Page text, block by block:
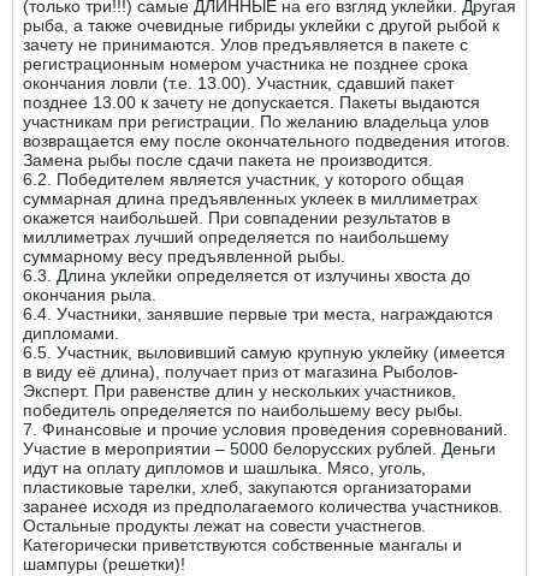
(только три!!!) самые ДЛИННЫЕ на его взгляд уклейки. Другая
рыба, а также очевидные гибриды уклейки с другой рыбой к
зачету не принимаются. Улов предъявляется в пакете с
регистрационным номером участника не позднее срока
окончания ловли (т.е. 13.00). Участник, сдавший пакет
позднее 13.00 к зачету не допускается. Пакеты выдаются
участникам при регистрации. По желанию владельца улов
возвращается ему после окончательного подведения итогов.
Замена рыбы после сдачи пакета не производится.
6.2. Победителем является участник, у которого общая
суммарная длина предъявленных уклеек в миллиметрах
окажется наибольшей. При совпадении результатов в
миллиметрах лучший определяется по наибольшему
суммарному весу предъявленной рыбы.
6.3. Длина уклейки определяется от излучины хвоста до
окончания рыла.
6.4. Участники, занявшие первые три места, награждаются
дипломами.
6.5. Участник, выловивший самую крупную уклейку (имеется
в виду её длина), получает приз от магазина Рыболов-
Эксперт. При равенстве длин у нескольких участников,
победитель определяется по наибольшему весу рыбы.
7. Финансовые и прочие условия проведения соревнований.
Участие в мероприятии – 5000 белорусских рублей. Деньги
идут на оплату дипломов и шашлыка. Мясо, уголь,
пластиковые тарелки, хлеб, закупаются организаторами
заранее исходя из предполагаемого количества участников.
Остальные продукты лежат на совести участнегов.
Категорически приветствуются собственные мангалы и
шампуры (решетки)!